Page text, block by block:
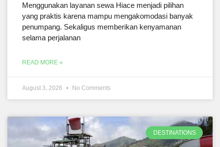
Menggunakan layanan sewa Hiace menjadi pilihan
yang praktis karena mampu mengakomodasi banyak
penumpang. Sekaligus memberikan kenyamanan
selama perjalanan
READ MORE »
August 3, 2026 No Comments
DESTINATIONS